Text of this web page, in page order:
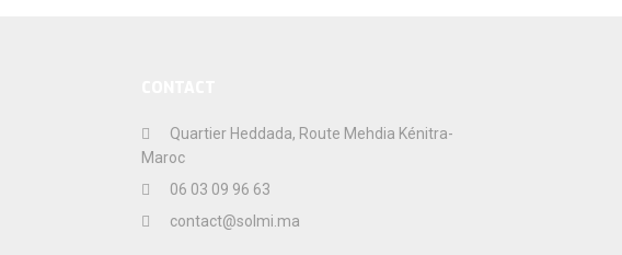
Quartier Heddada, Route Mehdia Kénitra-
Maroc
06 03 09 96 63
contact@solmi.ma